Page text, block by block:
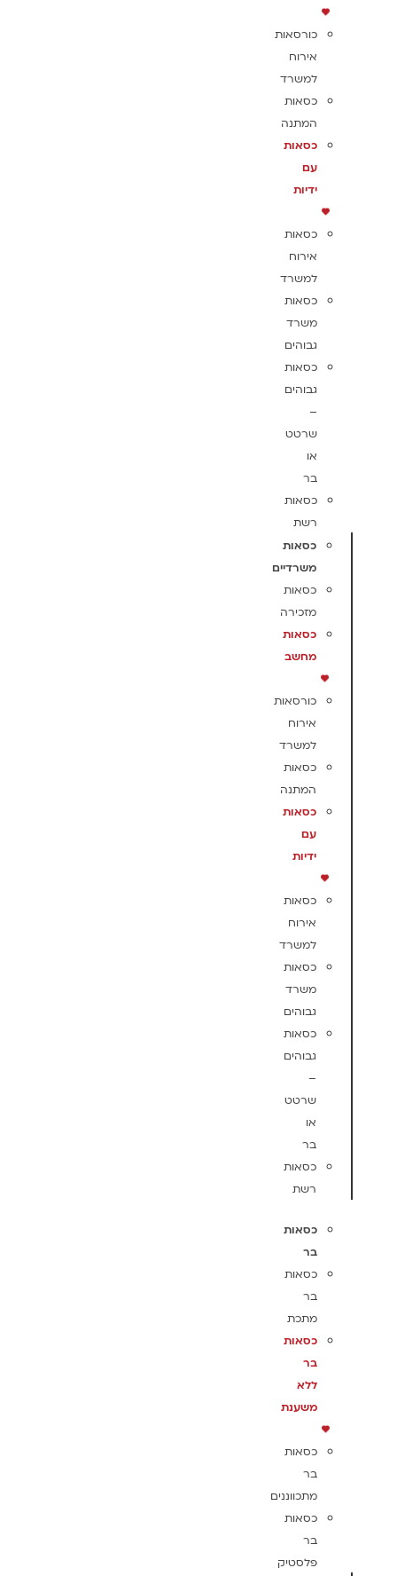
כורסאות
אירוח
למשרד
כסאות
המתנה
כסאות
עם
ידיות
כסאות
אירוח
למשרד
כסאות
משרד
גבוהים
כסאות
גבוהים
–
שרטט
או
בר
כסאות
רשת
כסאות
משרדיים
כסאות
מזכירה
כסאות
מחשב
כורסאות
אירוח
למשרד
כסאות
המתנה
כסאות
עם
ידיות
כסאות
אירוח
למשרד
כסאות
משרד
גבוהים
כסאות
גבוהים
–
שרטט
או
בר
כסאות
רשת
כסאות
בר
כסאות
בר
מתכת
כסאות
בר
ללא
משענת
כסאות
בר
מתכווננים
כסאות
בר
פלסטיק